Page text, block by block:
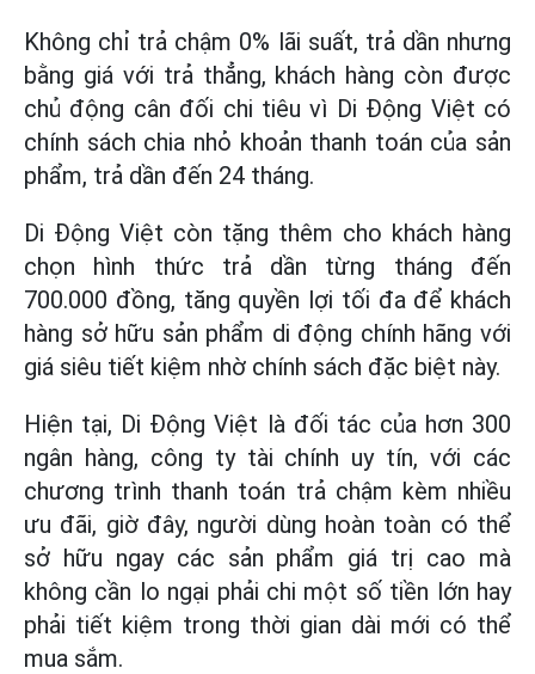
Không chỉ trả chậm 0% lãi suất, trả dần nhưng
bằng giá với trả thẳng, khách hàng còn được
chủ động cân đối chi tiêu vì Di Động Việt có
chính sách chia nhỏ khoản thanh toán của sản
phẩm, trả dần đến 24 tháng.
Di Động Việt còn tặng thêm cho khách hàng
chọn hình thức trả dần từng tháng đến
700.000 đồng, tăng quyền lợi tối đa để khách
hàng sở hữu sản phẩm di động chính hãng với
giá siêu tiết kiệm nhờ chính sách đặc biệt này.
Hiện tại, Di Động Việt là đối tác của hơn 300
ngân hàng, công ty tài chính uy tín, với các
chương trình thanh toán trả chậm kèm nhiều
ưu đãi, giờ đây, người dùng hoàn toàn có thể
sở hữu ngay các sản phẩm giá trị cao mà
không cần lo ngại phải chi một số tiền lớn hay
phải tiết kiệm trong thời gian dài mới có thể
mua sắm.